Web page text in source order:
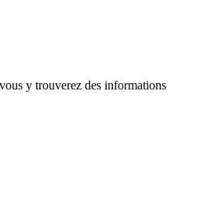
y trouverez des informations